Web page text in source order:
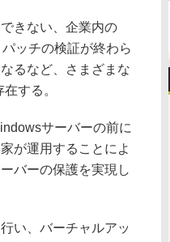
きない、企業内の
ッチの検証が終わら
るなど、さまざまな
する。
サーバーの前に
が運用することによ
バーの保護を実現し
い、バーチャルアッ